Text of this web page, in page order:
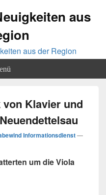
aus
Klavier und
Informationsdienst—
um die Viola